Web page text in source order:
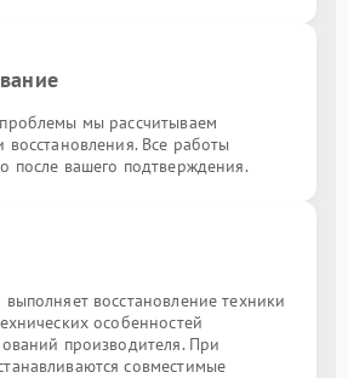
мы рассчитываем
восстановления. Все работы
после вашего подтверждения.
восстановление техники
особенностей
производителя. При
совместимые